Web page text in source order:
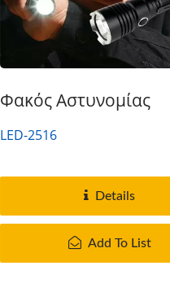
Φακός Αστυνομίας
LED-2516
Details
Add To List